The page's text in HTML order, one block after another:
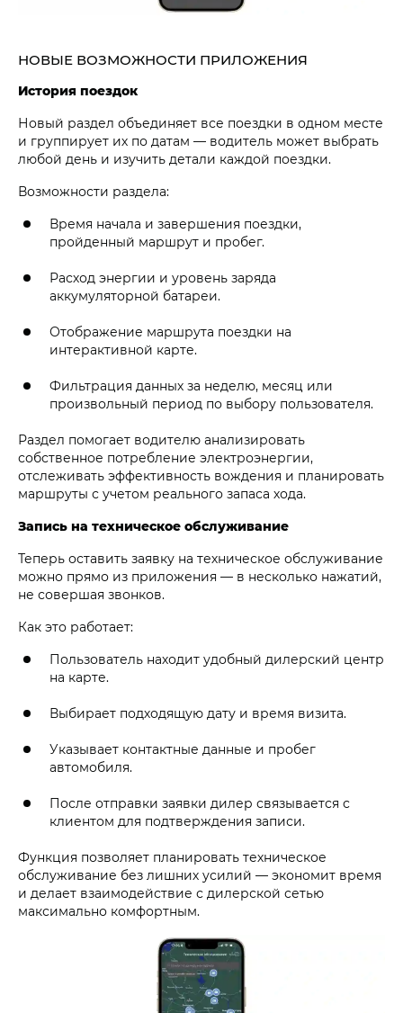
НОВЫЕ ВОЗМОЖНОСТИ ПРИЛОЖЕНИЯ
История поездок
Новый раздел объединяет все поездки в одном месте
и группирует их по датам — водитель может выбрать
любой день и изучить детали каждой поездки.
Возможности раздела:
Время начала и завершения поездки,
пройденный маршрут и пробег.
Расход энергии и уровень заряда
аккумуляторной батареи.
Отображение маршрута поездки на
интерактивной карте.
Фильтрация данных за неделю, месяц или
произвольный период по выбору пользователя.
Раздел помогает водителю анализировать
собственное потребление электроэнергии,
отслеживать эффективность вождения и планировать
маршруты с учетом реального запаса хода.
Запись на техническое обслуживание
Теперь оставить заявку на техническое обслуживание
можно прямо из приложения — в несколько нажатий,
не совершая звонков.
Как это работает:
Пользователь находит удобный дилерский центр
на карте.
Выбирает подходящую дату и время визита.
Указывает контактные данные и пробег
автомобиля.
После отправки заявки дилер связывается с
клиентом для подтверждения записи.
Функция позволяет планировать техническое
обслуживание без лишних усилий — экономит время
и делает взаимодействие с дилерской сетью
максимально комфортным.